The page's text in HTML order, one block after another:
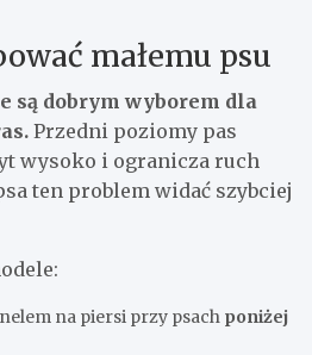
małemu psu
są dobrym wyborem dla
Przedni poziomy pas
wysoko i ogranicza ruch
ten problem widać szybciej
na piersi przy psach poniżej